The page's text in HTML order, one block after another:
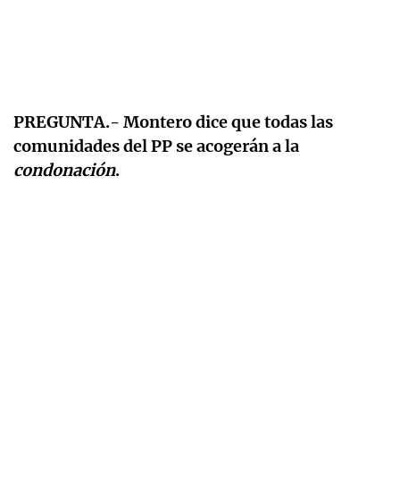
PREGUNTA.- Montero dice que todas las
comunidades del PP se acogerán a la
condonación.